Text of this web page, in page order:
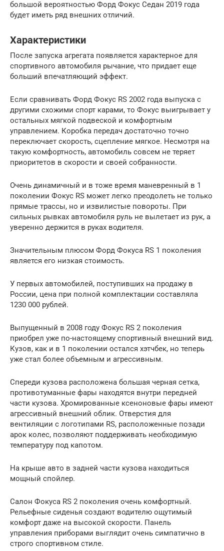
большой вероятностью Форд Фокус Седан 2019 года
будет иметь ряд внешних отличий.
Характеристики
После запуска агрегата появляется характерное для
спортивного автомобиля рычание, что придает еще
больший впечатляющий эффект.
Если сравнивать Форд Фокус RS 2002 года выпуска с
другими схожими спорт карами, то Фокус выигрывает у
остальных мягкой подвеской и комфортным
управлением. Коробка передач достаточно точно
переключает скорость, сцепление мягкое. Несмотря на
такую комфортность, автомобиль совсем не теряет
приоритетов в скорости и своей собранности.
Очень динамичный и в тоже время маневренный в 1
поколении Фокус RS может легко преодолеть не только
прямые трассы, но и извилистые повороты. При
сильных рывках автомобиля руль не вылетает из рук, а
уверенно держится в руках водителя.
Значительным плюсом Форд Фокуса RS 1 поколения
является его низкая стоимость.
У первых автомобилей, поступивших на продажу в
России, цена при полной комплектации составляла
1230 000 рублей.
Выпущенный в 2008 году Фокус RS 2 поколения
приобрел уже по-настоящему спортивный внешний вид.
Кузов, как и в 1 поколении остался хэтчбек, но теперь
уже стал более объемным и агрессивным.
Спереди кузова расположена большая черная сетка,
противотуманные фары находятся внутри передней
части кузова. Хромированные ксеноновые фары имеют
агрессивный внешний облик. Отверстия для
вентиляции с логотипами RS, расположенные позади
арок колес, позволяют поддерживать необходимую
температуру под капотом.
На крыше авто в задней части кузова находиться
мощный спойлер.
Салон Фокуса RS 2 поколения очень комфортный.
Рельефные сиденья создают водителю ощутимый
комфорт даже на высокой скорости. Панель
управления приборами выглядит очень симпатично в
строго спортивном стиле.